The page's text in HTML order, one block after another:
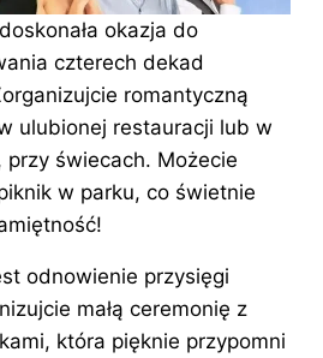
okazja do
czterech dekad
romantyczną
ulubionej restauracji lub w
świecach. Możecie
w parku, co świetnie
odnowienie przysięgi
małą ceremonię z
która pięknie przypomni